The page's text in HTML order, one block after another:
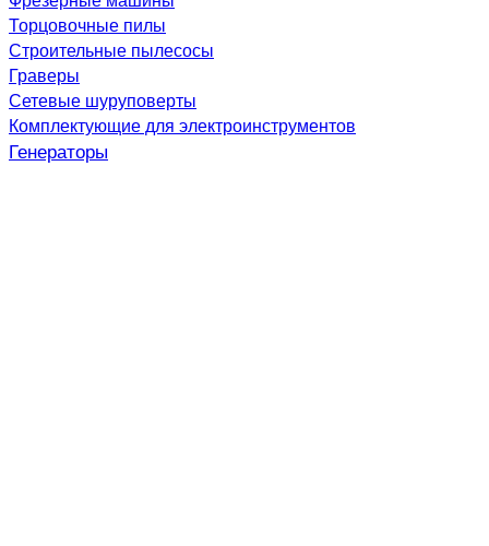
Торцовочные пилы
Строительные пылесосы
Граверы
Сетевые шуруповерты
Комплектующие для электроинструментов
Генераторы